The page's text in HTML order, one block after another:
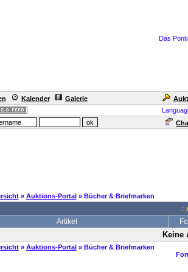
Das
Kalender Galerie
» Auktions-Portal » Bücher & Briefmarken
.:
Artikel
Keine
» Auktions-Portal » Bücher & Briefmarken